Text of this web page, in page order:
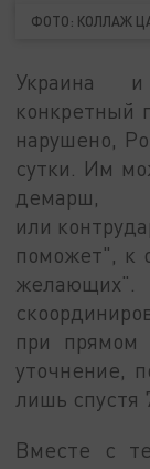
ФОТО: КОЛЛАЖ
Украина
конкретный
нарушено,
сутки. Им
демарш,
или
поможет", к
при
уточнение,
лишь спустя
Вместе с